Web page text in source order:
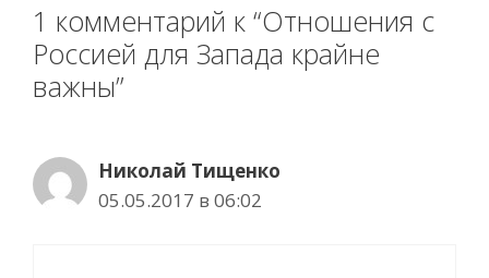
1 комментарий к “Отношения с
Россией для Запада крайне
важны”
Николай Тищенко
05.05.2017 в 06:02